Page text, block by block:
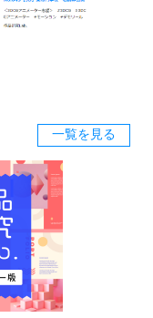
一覧を見る